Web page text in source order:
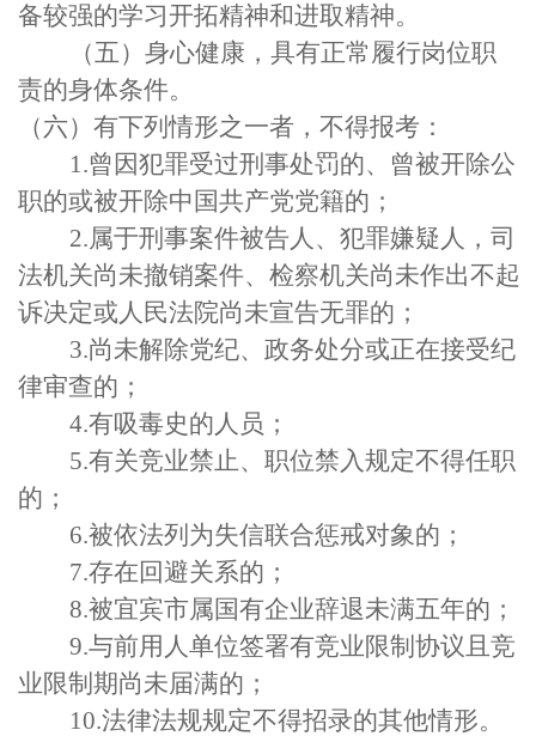
备较强的学习开拓精神和进取精神。
（五）身心健康，具有正常履行岗位职
责的身体条件。
（六）有下列情形之一者，不得报考：
1.曾因犯罪受过刑事处罚的、曾被开除公
职的或被开除中国共产党党籍的；
2.属于刑事案件被告人、犯罪嫌疑人，司
法机关尚未撤销案件、检察机关尚未作出不起
诉决定或人民法院尚未宣告无罪的；
3.尚未解除党纪、政务处分或正在接受纪
律审查的；
4.有吸毒史的人员；
5.有关竞业禁止、职位禁入规定不得任职
的；
6.被依法列为失信联合惩戒对象的；
7.存在回避关系的；
8.被宜宾市属国有企业辞退未满五年的；
9.与前用人单位签署有竞业限制协议且竞
业限制期尚未届满的；
10.法律法规规定不得招录的其他情形。